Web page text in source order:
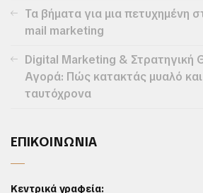
Τα βήματα για μια πετυχημένη
mail marketing
Digital Marketing & Στρατηγική
Αγορά: Πώς κατακτάς μυαλό και
ταυτόχρονα
ΕΠΙΚΟΙΝΩΝΙΑ
Κεντρικά γραφεία: